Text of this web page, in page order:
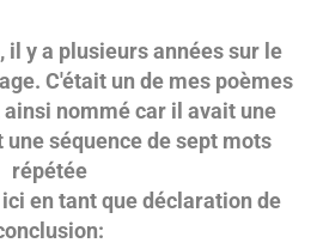
il y a plusieurs années sur le
C'était un de mes poèmes
nommé car il avait une
séquence de sept mots
répétée
en tant que déclaration de